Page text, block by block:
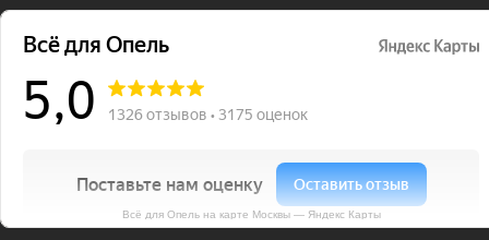
Всё для Опель на карте Москвы — Яндекс Карты